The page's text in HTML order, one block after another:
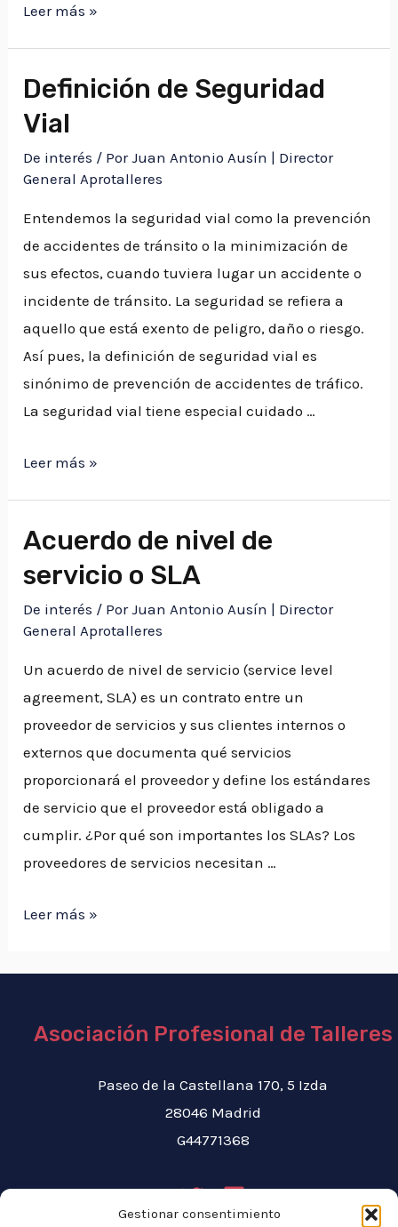
Gestionar consentimiento
Aprotalleres
más
de
reparaciones
Leer más »
Definición de Seguridad
Vial
De interés / PorJuan Antonio Ausín | Director
General Aprotalleres
Entendemos la seguridad vial como la prevención
de accidentes de tránsito o la minimización de
sus efectos, cuando tuviera lugar un accidente o
incidente de tránsito. La seguridad se refiera a
aquello que está exento de peligro, daño o riesgo.
Así pues, la definición de seguridad vial es
sinónimo de prevención de accidentes de tráfico.
La seguridad vial tiene especial cuidado …
Definición
Vial
Leer más »
Acuerdo de nivel de
servicio o SLA​
De interés / PorJuan Antonio Ausín | Director
General Aprotalleres
Un acuerdo de nivel de servicio (service level
agreement, SLA) es un contrato entre un
proveedor de servicios y sus clientes internos o
externos que documenta qué servicios
proporcionará el proveedor y define los estándares
de servicio que el proveedor está obligado a
cumplir. ¿Por qué son importantes los SLAs?​ Los
proveedores de servicios necesitan …
Acuerdo
servicio
Leer más »
Asociación Profesional de Talleres
Paseo de la Castellana 170, 5 Izda
28046 Madrid
G44771368